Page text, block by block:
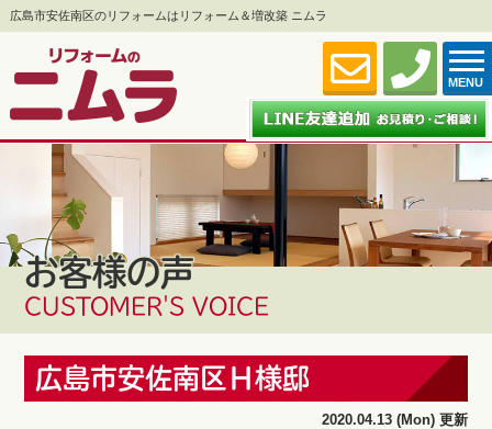
広島市安佐南区のリフォームはリフォーム＆増改築 ニムラ
MENU
お客様の声
CUSTOMER'S VOICE
広島市安佐南区Ｈ様邸
2020.04.13 (Mon) 更新